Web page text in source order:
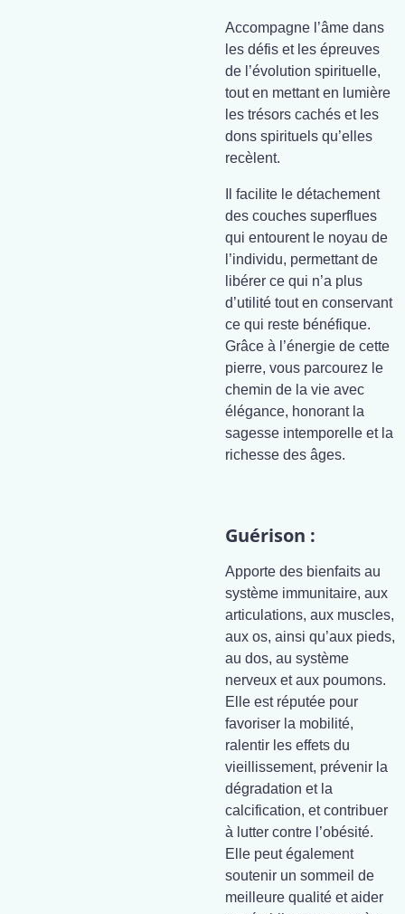
Accompagne l’âme dans
les défis et les épreuves
de l’évolution spirituelle,
tout en mettant en lumière
les trésors cachés et les
dons spirituels qu’elles
recèlent.
Il facilite le détachement
des couches superflues
qui entourent le noyau de
l’individu, permettant de
libérer ce qui n’a plus
d’utilité tout en conservant
ce qui reste bénéfique.
Grâce à l’énergie de cette
pierre, vous parcourez le
chemin de la vie avec
élégance, honorant la
sagesse intemporelle et la
richesse des âges.
Guérison :
Apporte des bienfaits au
système immunitaire, aux
articulations, aux muscles,
aux os, ainsi qu’aux pieds,
au dos, au système
nerveux et aux poumons.
Elle est réputée pour
favoriser la mobilité,
ralentir les effets du
vieillissement, prévenir la
dégradation et la
calcification, et contribuer
à lutter contre l’obésité.
Elle peut également
soutenir un sommeil de
meilleure qualité et aider